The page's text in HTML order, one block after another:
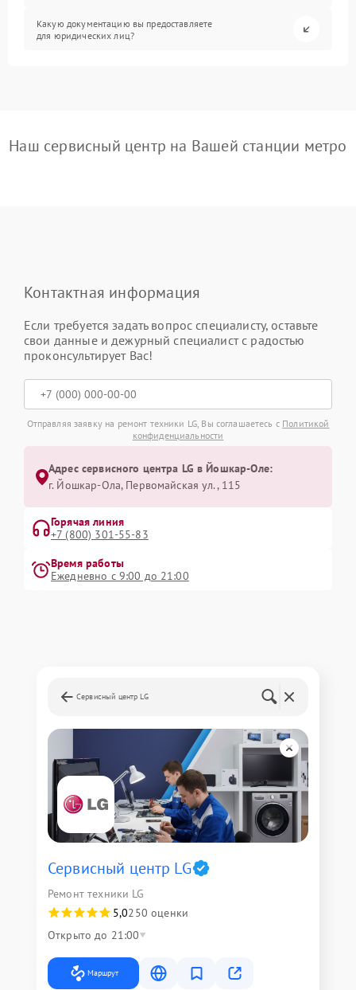
Какую документацию вы предоставляете
для юридических лиц?
Наш сервисный центр на Вашей станции метро
Контактная информация
Если требуется задать вопрос специалисту, оставьте
свои данные и дежурный специалист с радостью
проконсультирует Вас!
Отправляя заявку на ремонт техники LG, Вы соглашаетесь с Политикой
конфиденциальности
Адрес сервисного центра LG в Йошкар-Оле:
г. Йошкар-Ола, Первомайская ул., 115
Горячая линия
+7 (800) 301-55-83
Время работы
Ежедневно с 9:00 до 21:00
Сервисный центр LG
Сервисный центр LG
Ремонт техники LG
5,0250 оценки
Открыто до 21:00
Маршрут